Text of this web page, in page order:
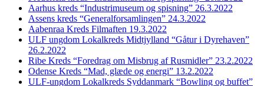
Aarhus kreds “Industrimuseum og spisning” 26.3.2022
Assens kreds “Generalforsamlingen” 24.3.2022
Aabenraa Kreds Filmaften 19.3.2022
ULF ungdom Lokalkreds Midtjylland “Gåtur i Dyrehaven”
26.2.2022
Ribe Kreds “Foredrag om Misbrug af Rusmidler” 23.2.2022
Odense Kreds “Mad, glæde og energi” 13.2.2022
ULF-ungdom Lokalkreds Syddanmark “Bowling og buffet”